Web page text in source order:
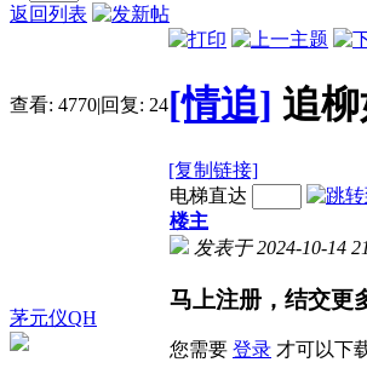
返回列表
查看: 4770|回复: 24[情追] 追
[复制链接]
茅元仪QH
电梯直达
楼主
发表于 2024-10-14
马上注册，结交更
您需要 登录 才可以下